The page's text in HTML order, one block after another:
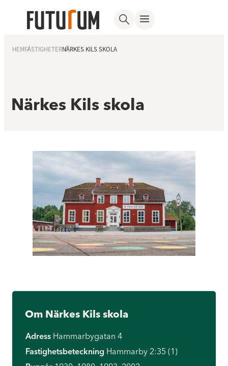
HEMFASTIGHETERNÄRKES KILS SKOLA
Närkes Kils skola
Om Närkes Kils skola
Adress Hammarbygatan 4
Fastighetsbeteckning Hammarby 2:35 (1)